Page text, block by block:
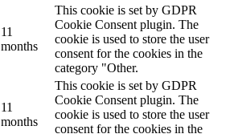
11
months
This cookie is set by GDPR
Cookie Consent plugin. The
cookie is used to store the user
consent for the cookies in the
category "Other.
11
months
This cookie is set by GDPR
Cookie Consent plugin. The
cookie is used to store the user
consent for the cookies in the